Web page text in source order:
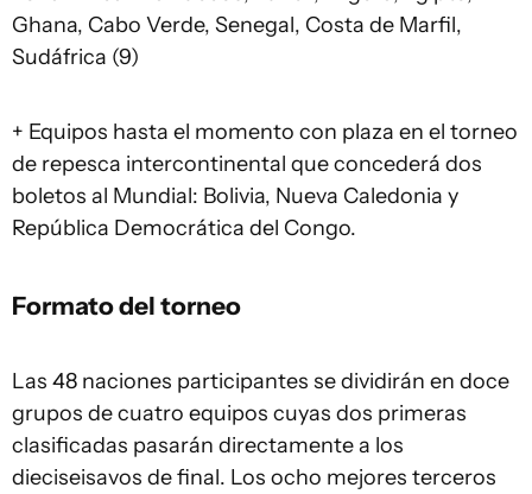
Ghana, Cabo Verde, Senegal, Costa de Marfil,
Sudáfrica (9)
+ Equipos hasta el momento con plaza en el torneo
de repesca intercontinental que concederá dos
boletos al Mundial: Bolivia, Nueva Caledonia y
República Democrática del Congo.
Formato del torneo
Las 48 naciones participantes se dividirán en doce
grupos de cuatro equipos cuyas dos primeras
clasificadas pasarán directamente a los
dieciseisavos de final. Los ocho mejores terceros